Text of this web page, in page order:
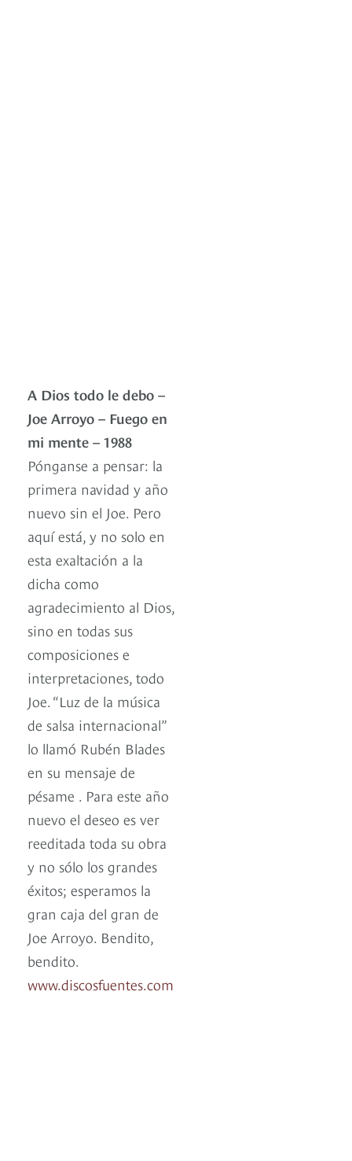
A Dios todo le debo –
Joe Arroyo – Fuego en
mi mente – 1988
Pónganse a pensar: la
primera navidad y año
nuevo sin el Joe. Pero
aquí está, y no solo en
esta exaltación a la
dicha como
agradecimiento al Dios,
sino en todas sus
composiciones e
interpretaciones, todo
Joe. “Luz de la música
de salsa internacional”
lo llamó Rubén Blades
en su mensaje de
pésame . Para este año
nuevo el deseo es ver
reeditada toda su obra
y no sólo los grandes
éxitos; esperamos la
gran caja del gran de
Joe Arroyo. Bendito,
bendito.
www.discosfuentes.com